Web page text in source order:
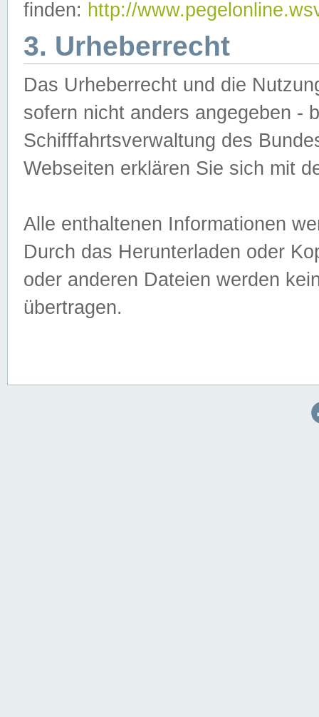
finden: http://
3. Urheberrecht
Das Urheberrecht und die
sofern nicht anders angegeben -
Schifffahrtsverwaltung des
Webseiten erklären Sie sich mit
Alle enthaltenen Informationen
Durch das Herunterladen oder
oder anderen Dateien werden
übertragen.